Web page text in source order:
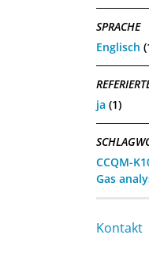
SPRACHE
Englisch
ja (1)
CCQM-
Gas
Kontakt